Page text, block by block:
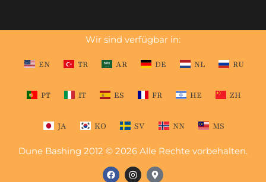
Wir sind verfügbar in:
EN TR AR DE NL RU
PT IT ES FR HE ZH
JA KO SV NN MS
Dune Bashing 2012 © 2026 Alle Rechte vorbehalten.